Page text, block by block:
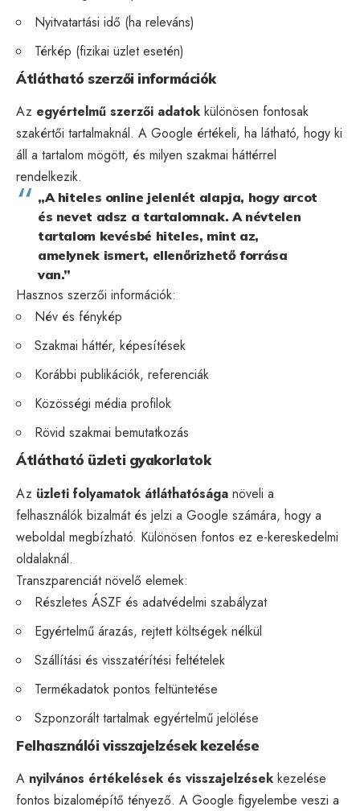
Nyitvatartási idő (ha releváns)
Térkép (fizikai üzlet esetén)
Átlátható szerzői információk
Az egyértelmű szerzői adatok különösen fontosak
szakértői tartalmaknál. A Google értékeli, ha látható, hogy ki
áll a tartalom mögött, és milyen szakmai háttérrel
rendelkezik.
„A hiteles online jelenlét alapja, hogy arcot
és nevet adsz a tartalomnak. A névtelen
tartalom kevésbé hiteles, mint az,
amelynek ismert, ellenőrizhető forrása
van.”
Hasznos szerzői információk:
Név és fénykép
Szakmai háttér, képesítések
Korábbi publikációk, referenciák
Közösségi média profilok
Rövid szakmai bemutatkozás
Átlátható üzleti gyakorlatok
Az üzleti folyamatok átláthatósága növeli a
felhasználók bizalmát és jelzi a Google számára, hogy a
weboldal megbízható. Különösen fontos ez e-kereskedelmi
oldalaknál.
Transzparenciát növelő elemek:
Részletes ÁSZF és adatvédelmi szabályzat
Egyértelmű árazás, rejtett költségek nélkül
Szállítási és visszatérítési feltételek
Termékadatok pontos feltüntetése
Szponzorált tartalmak egyértelmű jelölése
Felhasználói visszajelzések kezelése
A nyilvános értékelések és visszajelzések kezelése
fontos bizalomépítő tényező. A Google figyelembe veszi a